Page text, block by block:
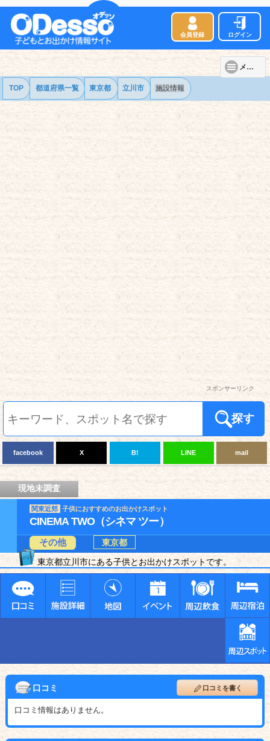
会員登録 ログイン
メニュー
TOP 都道府県一覧 東京都 立川市 施設情報
スポンサーリンク
探す
facebook X B! LINE mail
現地未調査
関東近郊 子供におすすめのお出かけスポット
CINEMA TWO（シネマ ツー）
その他
東京都
東京都立川市にある子供とお出かけスポットです。
口コミ 口コミを書く
口コミ情報はありません。